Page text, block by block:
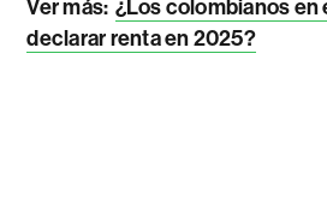
Ver más: ¿Los colombianos en
declarar renta en 2025?